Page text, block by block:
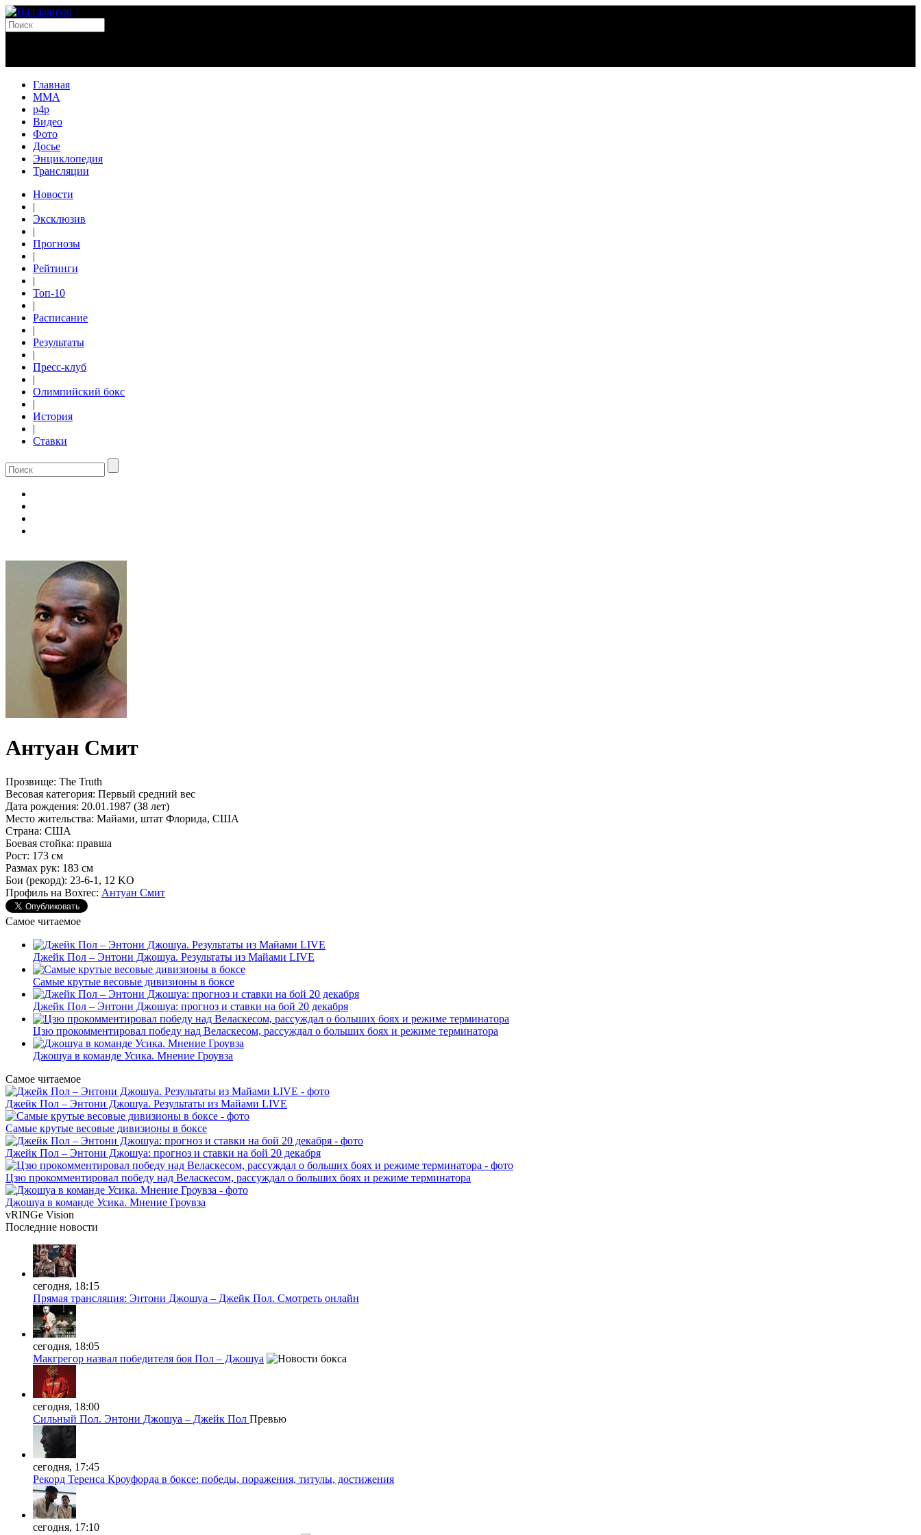
Главная
MMA
p4p
Видео
Фото
Досье
Энциклопедия
Трансляции
Новости
|
Эксклюзив
|
Прогнозы
|
Рейтинги
|
Топ-10
|
Расписание
|
Результаты
|
Пресс-клуб
|
Олимпийский бокс
|
История
|
Ставки
Антуан Смит
Прозвище: The Truth
Весовая категория: Первый средний вес
Дата рождения: 20.01.1987 (38 лет)
Место жительства: Майами, штат Флорида, США
Страна: США
Боевая стойка: правша
Рост: 173 см
Размах рук: 183 см
Бои (рекорд): 23-6-1, 12 KO
Профиль на Boxrec: Антуан Смит
Самое читаемое
Джейк Пол – Энтони Джошуа. Результаты из Майами LIVE
Самые крутые весовые дивизионы в боксе
Джейк Пол – Энтони Джошуа: прогноз и ставки на бой 20 декабря
Цзю прокомментировал победу над Веласкесом, рассуждал о больших боях и режиме терминатора
Джошуа в команде Усика. Мнение Гроувза
Самое читаемое
Джейк Пол – Энтони Джошуа. Результаты из Майами LIVE
Самые крутые весовые дивизионы в боксе
Джейк Пол – Энтони Джошуа: прогноз и ставки на бой 20 декабря
Цзю прокомментировал победу над Веласкесом, рассуждал о больших боях и режиме терминатора
Джошуа в команде Усика. Мнение Гроувза
vRINGe Vision
Последние новости
сегодня, 18:15
Прямая трансляция: Энтони Джошуа – Джейк Пол. Смотреть онлайн
сегодня, 18:05
Макгрегор назвал победителя боя Пол – Джошуа
сегодня, 18:00
Сильный Пол. Энтони Джошуа – Джейк Пол Превью
сегодня, 17:45
Рекорд Теренса Кроуфорда в боксе: победы, поражения, титулы, достижения
сегодня, 17:10